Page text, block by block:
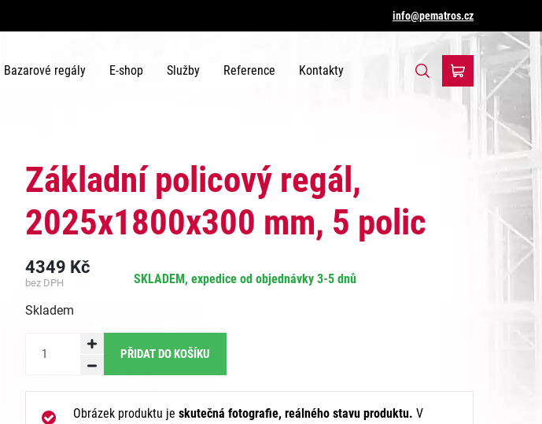
info@pematros.cz
Bazarové regály E-shop Služby Reference Kontakty
Základní policový regál,
2025x1800x300 mm, 5 polic
4349 Kč
bez DPH SKLADEM, expedice od objednávky 3-5 dnů
Skladem
PŘIDAT DO KOŠÍKU
Obrázek produktu je skutečná fotografie, reálného stavu produktu. V